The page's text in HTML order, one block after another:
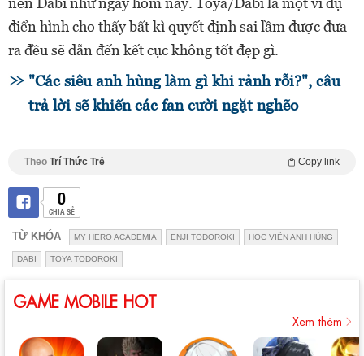
điển hình cho thấy bất kì quyết định sai lầm được đưa
ra đều sẽ dẫn đến kết cục không tốt đẹp gì.
"Các siêu anh hùng làm gì khi rảnh rỗi?", câu
trả lời sẽ khiến các fan cười ngặt nghẽo
Theo Trí Thức Trẻ Copy link
0
CHIA SẺ
TỪ KHÓA MY HERO ACADEMIA ENJI TODOROKI HỌC VIỆN ANH HÙNG
DABI TOYA TODOROKI
GAME MOBILE HOT
Xem thêm